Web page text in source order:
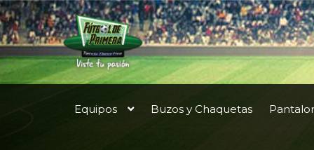
Ir
a
la
navegación
Ir
al
contenido
Equipos Buzos y Chaquetas